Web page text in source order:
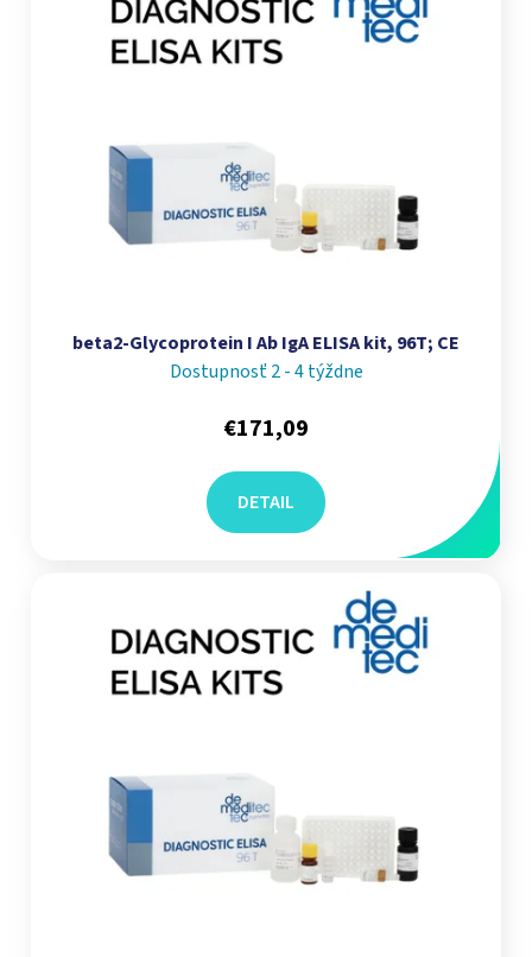
beta2-Glycoprotein I Ab IgA ELISA kit, 96T; CE
Dostupnosť 2 - 4 týždne
€171,09
DETAIL